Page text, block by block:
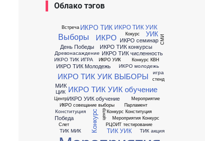
Облако тэгов
Встреча
Выборы
День Победы
Древонасаждение
ИКРО
ИКРО ТИК
ИКРО ТИК ИГРА
ИКРО ТИК Молодежь
ИКРО ТИК УИК
ИКРО ТИК УИК ВЫБОРЫ
ИКРО ТИК УИК обучение
ИКРО ТИК конкурсы
ИКРО ТИК численность
ИКРО УИК
ИКРО УИК обучение
ИКРО молодежь
ИКРО семинар
ИКРО совещание выборы
Кокурс
Конкурс
Конкурс КВН
Конкурс Конституция
Конституция
МИК
Мероприятие
Мероприятия Конкурс
Парламент
Победа
РЦОИТ тестирование
СМИ
Слет
ТИК МИК ТИК УИК ТИК акция
УИК
ЦИК
Центр
игра
стенд
центр